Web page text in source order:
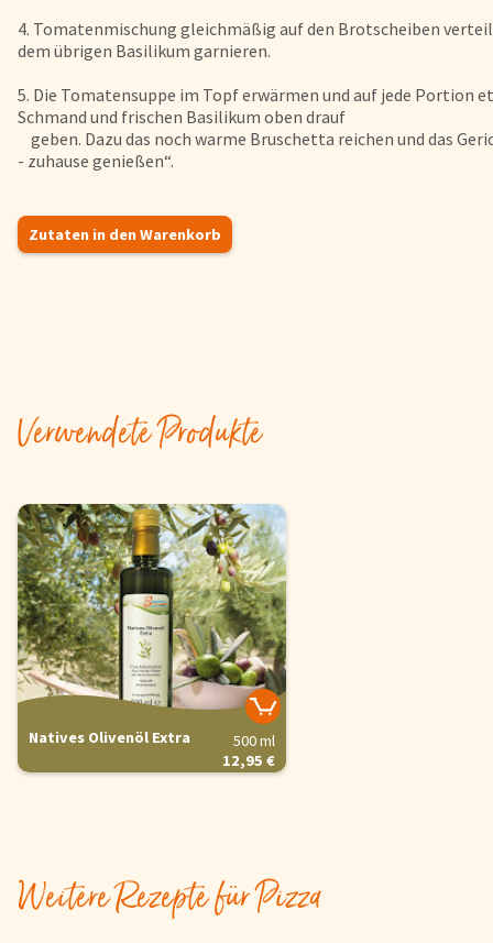
4. Tomatenmischung gleichmäßig auf den Brotscheiben
dem übrigen Basilikum garnieren.
5. Die Tomatensuppe im Topf erwärmen und auf jede Portion
Schmand und frischen Basilikum oben drauf
geben. Dazu das noch warme Bruschetta reichen und das
- zuhause genießen“.
Zutaten in den Warenkorb
Verwendete Produkte
Natives Olivenöl Extra
500 ml
12,95 €
Weitere Rezepte für Pizza